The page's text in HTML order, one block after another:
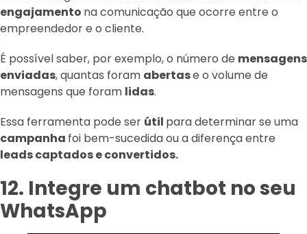
engajamento na comunicação que ocorre entre o
empreendedor e o cliente.
É possível saber, por exemplo, o número de mensagens
enviadas, quantas foram abertase o volume de
mensagens que foram lidas.
Essa ferramenta pode ser útil para determinar se uma
campanha foi bem-sucedida ou a diferença entre
leads captados e convertidos.
12. Integre um chatbot no seu
WhatsApp